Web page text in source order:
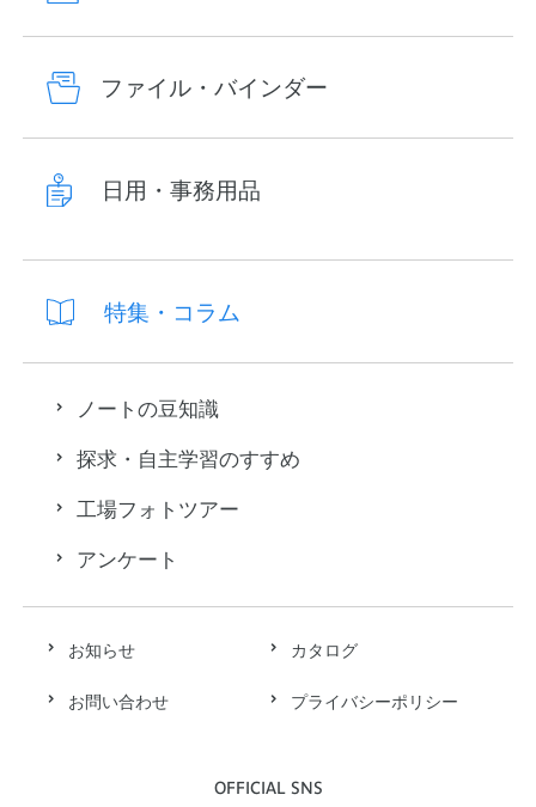
お知らせ カタログ
お問い合わせ プライバシーポリシー
OFFICIAL SNS
ファイル・バインダー
日用・事務用品
特集・コラム
ノートの豆知識
探求・自主学習のすすめ
工場フォトツアー
アンケート